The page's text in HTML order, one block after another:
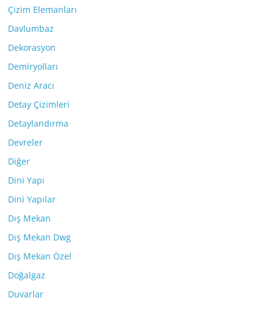
Çizim Elemanları
Davlumbaz
Dekorasyon
Demiryolları
Deniz Aracı
Detay Çizimleri
Detaylandırma
Devreler
Diğer
Dini Yapı
Dini Yapılar
Dış Mekan
Dış Mekan Dwg
Dış Mekan Özel
Doğalgaz
Duvarlar